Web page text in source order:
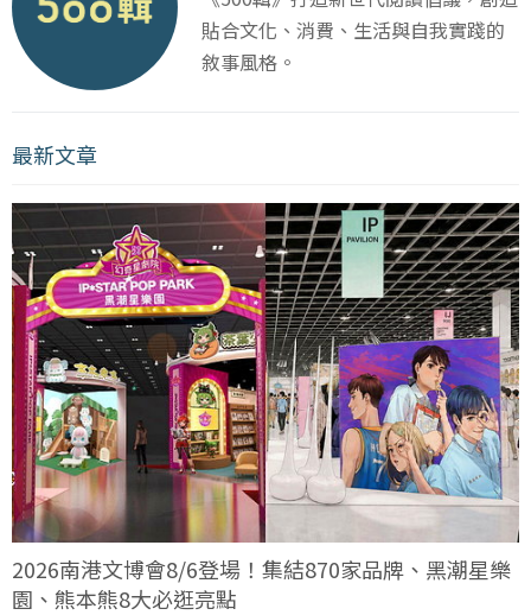
貼合文化、消費、生活與自我實踐的
敘事風格。
最新文章
2026南港文博會8/6登場！集結870家品牌、黑潮星樂
園、熊本熊8大必逛亮點